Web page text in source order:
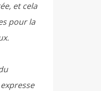
et cela
pour la